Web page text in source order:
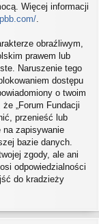
Więcej informacji
obraźliwym,
prawem lub
Naruszenie tego
dostępu
o twoim
„Forum Fundacji
przenieść lub
zapisywanie
bazie danych.
zgody, ale ani
odpowiedzialności
do kradzieży